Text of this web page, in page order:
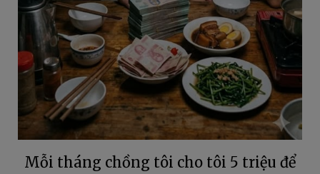
Mỗi tháng chồng tôi cho tôi 5 triệu để